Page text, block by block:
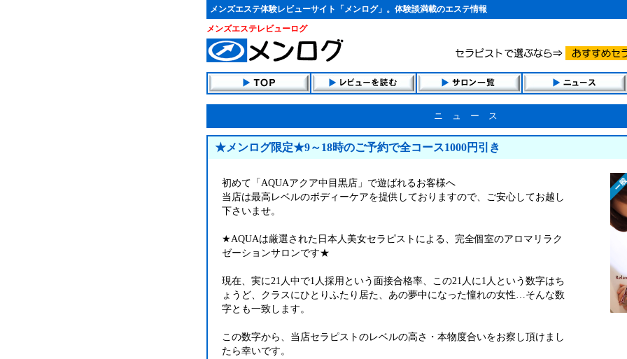
メンズエステ体験レビューサイト「メンログ」。体験談満載のエステ情報
メンズエステレビューログ
ニュース
★メンログ限定★9～18時のご予約で全コース1000円引き
初めて「AQUAアクア中目黒店」で遊ばれるお客様へ
当店は最高レベルのボディーケアを提供しておりますので、ご安心してお越し
下さいませ。
★AQUAは厳選された日本人美女セラピストによる、完全個室のアロマリラク
ゼーションサロンです★
現在、実に21人中で1人採用という面接合格率、この21人に1人という数字はち
ょうど、クラスにひとりふたり居た、あの夢中になった憧れの女性…そんな数
字とも一致します。
この数字から、当店セラピストのレベルの高さ・本物度合いをお察し頂けまし
たら幸いです。